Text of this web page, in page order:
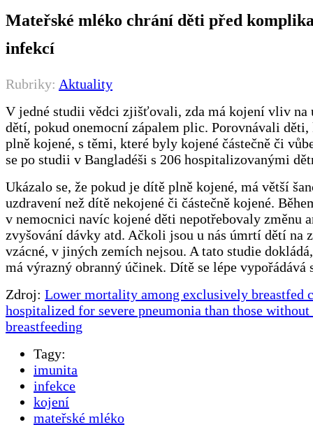
Mateřské mléko chrání děti před
infekcí
Rubriky: Aktuality
V jedné studii vědci zjišťovali, zda má kojení vliv na
dětí, pokud onemocní zápalem plic. Porovnávali
plně kojené, s těmi, které byly kojené částečně či
se po studii v Bangladéši s 206 hospitalizovanými
Ukázalo se, že pokud je dítě plně kojené, má větší
uzdravení než dítě nekojené či částečně kojené.
v nemocnici navíc kojené děti nepotřebovaly změnu
zvyšování dávky atd. Ačkoli jsou u nás úmrtí dětí na
vzácné, v jiných zemích nejsou. A tato studie
má výrazný obranný účinek. Dítě se lépe vypořádává
Zdroj: Lower mortality among exclusively breastfed
hospitalized for severe pneumonia than those
breastfeeding
Tagy:
imunita
infekce
kojení
mateřské mléko